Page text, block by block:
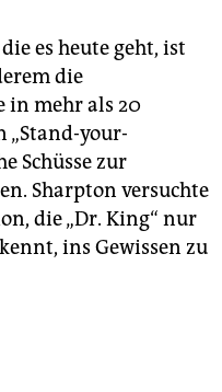
es heute geht, ist
die
in mehr als 20
„Stand-your-
Schüsse zur
Sharpton versuchte
die „Dr. King“ nur
ins Gewissen zu